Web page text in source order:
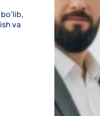
va